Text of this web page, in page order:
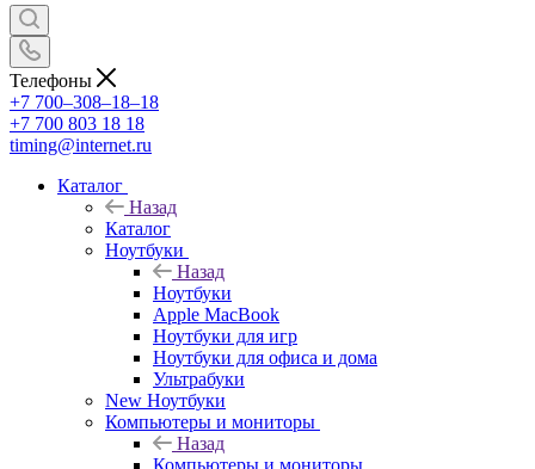
Телефоны
+7 700‒308‒18‒18
+7 700 803 18 18
timing@internet.ru
Каталог
Назад
Каталог
Ноутбуки
Назад
Ноутбуки
Apple MacBook
Ноутбуки для игр
Ноутбуки для офиса и дома
Ультрабуки
New Ноутбуки
Компьютеры и мониторы
Назад
Компьютеры и мониторы